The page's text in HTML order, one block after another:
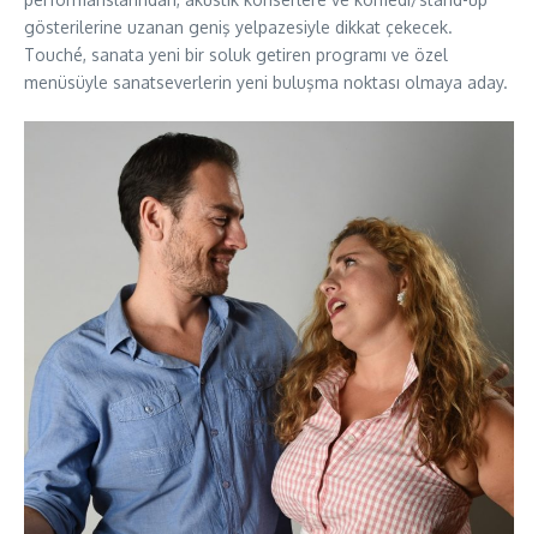
gösterilerine uzanan geniş yelpazesiyle dikkat çekecek.
Touché, sanata yeni bir soluk getiren programı ve özel
menüsüyle sanatseverlerin yeni buluşma noktası olmaya aday.